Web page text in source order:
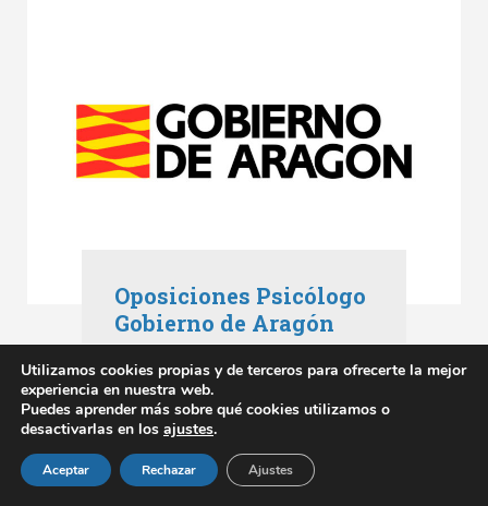
Oposiciones Psicólogo
Gobierno de Aragón
Oposiciones Gobierno de Aragón
mayo 3, 2023
SABER MÁS
Utilizamos cookies propias y de terceros para ofrecerte la mejor
experiencia en nuestra web.
Puedes aprender más sobre qué cookies utilizamos o
desactivarlas en los ajustes.
Aceptar Rechazar Ajustes